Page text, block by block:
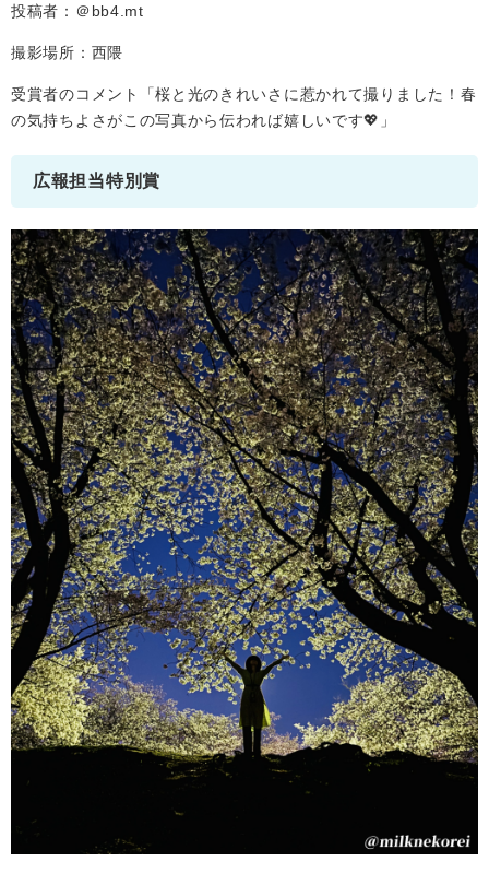
投稿者：＠bb4.mt
撮影場所：西隈
受賞者のコメント「桜と光のきれいさに惹かれて撮りました！春
の気持ちよさがこの写真から伝われば嬉しいです💖」
広報担当特別賞